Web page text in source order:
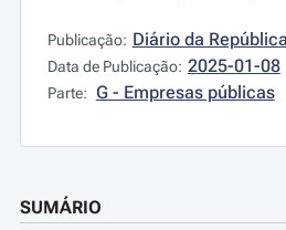
Publicação: Diário da
Data de Publicação: 2025-01-08
Parte: G - Empresas públicas
SUMÁRIO